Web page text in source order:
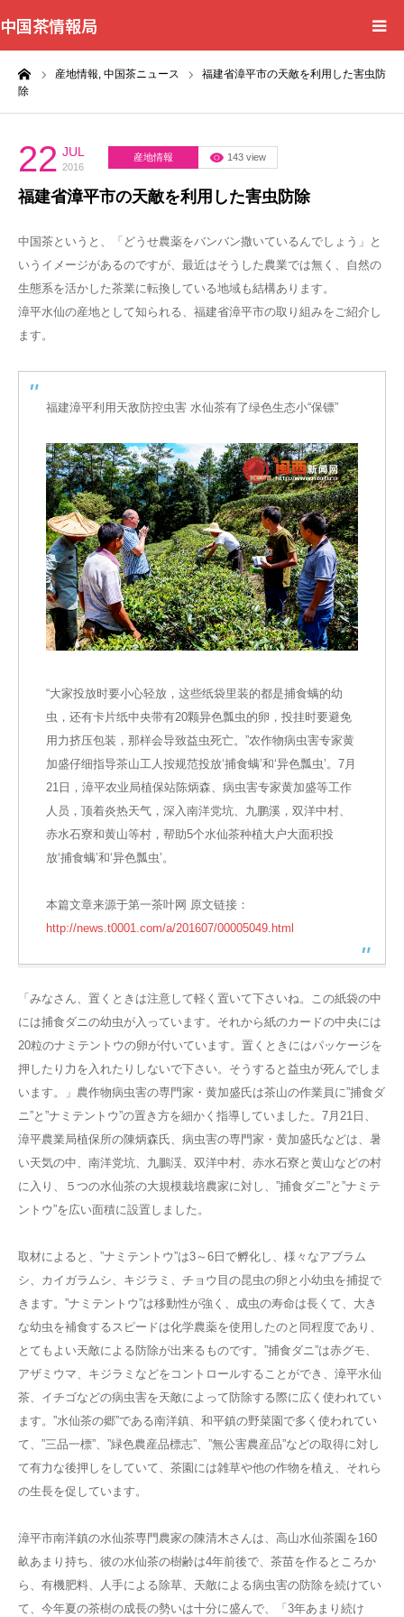
中国茶情報局
産地情報, 中国茶ニュース
福建省漳平市の天敵を利用した害虫防
除
22 JUL
2016
産地情報 143 view
福建省漳平市の天敵を利用した害虫防除
中国茶というと、「どうせ農薬をバンバン撒いているんでしょう」と
いうイメージがあるのですが、最近はそうした農業では無く、自然の
生態系を活かした茶業に転換している地域も結構あります。
漳平水仙の産地として知られる、福建省漳平市の取り組みをご紹介し
ます。
福建漳平利用天敌防控虫害 水仙茶有了绿色生态小“保镖”
“大家投放时要小心轻放，这些纸袋里装的都是捕食螨的幼
虫，还有卡片纸中央带有20颗异色瓢虫的卵，投挂时要避免
用力挤压包装，那样会导致益虫死亡。”农作物病虫害专家黄
加盛仔细指导茶山工人按规范投放‘捕食螨’和‘异色瓢虫’。7月
21日，漳平农业局植保站陈炳森、病虫害专家黄加盛等工作
人员，顶着炎热天气，深入南洋党坑、九鹏溪，双洋中村、
赤水石寮和黄山等村，帮助5个水仙茶种植大户大面积投
放‘捕食螨’和‘异色瓢虫’。
本篇文章来源于第一茶叶网 原文链接：
http://news.t0001.com/a/201607/00005049.html
「みなさん、置くときは注意して軽く置いて下さいね。この紙袋の中
には捕食ダニの幼虫が入っています。それから紙のカードの中央には
20粒のナミテントウの卵が付いています。置くときにはパッケージを
押したり力を入れたりしないで下さい。そうすると益虫が死んでしま
います。」農作物病虫害の専門家・黄加盛氏は茶山の作業員に”捕食ダ
ニ”と”ナミテントウ”の置き方を細かく指導していました。7月21日、
漳平農業局植保所の陳炳森氏、病虫害の専門家・黄加盛氏などは、暑
い天気の中、南洋党坑、九鵬渓、双洋中村、赤水石寮と黄山などの村
に入り、５つの水仙茶の大規模栽培農家に対し、”捕食ダニ”と”ナミテ
ントウ”を広い面積に設置しました。
取材によると、”ナミテントウ”は3～6日で孵化し、様々なアブラム
シ、カイガラムシ、キジラミ、チョウ目の昆虫の卵と小幼虫を捕捉で
きます。”ナミテントウ”は移動性が強く、成虫の寿命は長くて、大き
な幼虫を補食するスピードは化学農薬を使用したのと同程度であり、
とてもよい天敵による防除が出来るものです。”捕食ダニ”は赤グモ、
アザミウマ、キジラミなどをコントロールすることができ、漳平水仙
茶、イチゴなどの病虫害を天敵によって防除する際に広く使われてい
ます。”水仙茶の郷”である南洋鎮、和平鎮の野菜園で多く使われてい
て、”三品一標”、”緑色農産品標志”、”無公害農産品”などの取得に対し
て有力な後押しをしていて、茶園には雑草や他の作物を植え、それら
の生長を促しています。
漳平市南洋鎮の水仙茶専門農家の陳清木さんは、高山水仙茶園を160
畝あまり持ち、彼の水仙茶の樹齢は4年前後で、茶苗を作るところか
ら、有機肥料、人手による除草、天敵による病虫害の防除を続けてい
て、今年夏の茶樹の成長の勢いは十分に盛んで、「3年あまり続け
Home
WordBank